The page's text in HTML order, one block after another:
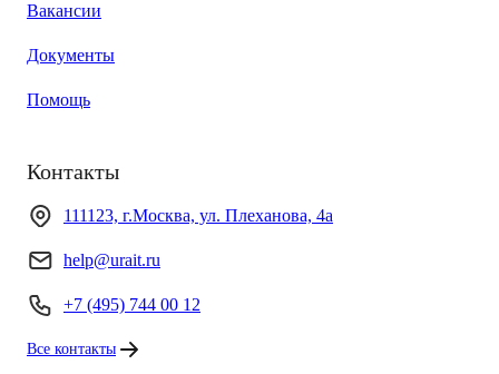
Вакансии
Документы
Помощь
Контакты
111123, г.Москва, ул. Плеханова, 4а
help@urait.ru
+7 (495) 744 00 12
Все контакты